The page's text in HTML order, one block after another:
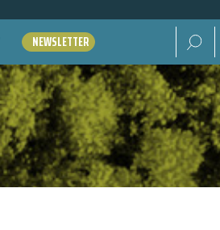
NEWSLETTER Ricerca per: